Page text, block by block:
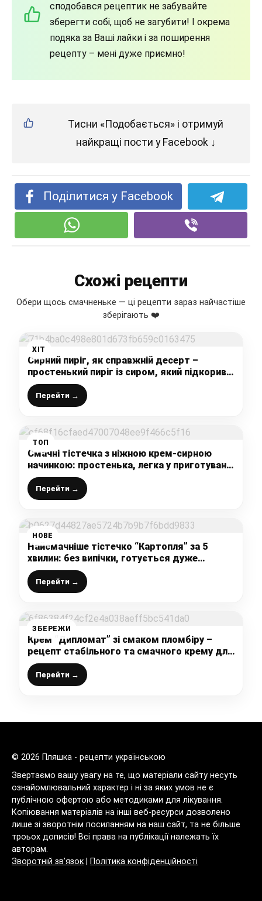
сподобався рецептик не забувайте
зберегти собі, щоб не загубити! І окрема
подяка за Ваші лайки і за поширення
рецепту – мені дуже приємно!
Тисни «Подобається» і отримуй
найкращі пости у Facebook ↓
Поділитися у Facebook
Схожі рецепти
Обери щось смачненьке — ці рецепти зараз найчастіше
зберігають ❤️
ХІТ
Сирний пиріг, як справжній десерт –
простенький пиріг із сиром, який підкорив
всіх своїм смаком
Перейти →
ТОП
Смачні тістечка з ніжною крем-сирною
начинкою: простенька, легка у приготуванні
випічка до чаю, яку з’їдають миттєво
Перейти →
НОВЕ
Найсмачніше тістечко “Картопля” за 5
хвилин: без випічки, готується дуже
швидко (ділюсь найпростішим рецептом)
Перейти →
ЗБЕРЕЖИ
Крем “Дипломат” зі смаком пломбіру –
рецепт стабільного та смачного крему для
тортів і десертів
Перейти →
© 2026 Пляшка - рецепти українською
Звертаємо вашу увагу на те, що матеріали сайту несуть
ознайомлювальний характер і ні за яких умов не є
публічною офертою або методиками для лікування.
Копіювання матеріалів на інші веб-ресурси дозволено
лише зі зворотнім посиланням на наш сайт, та не більше
троьох дописів! Всі права на публікації належать їх
авторам.
Зворотній зв’язок
Політика конфіденційності